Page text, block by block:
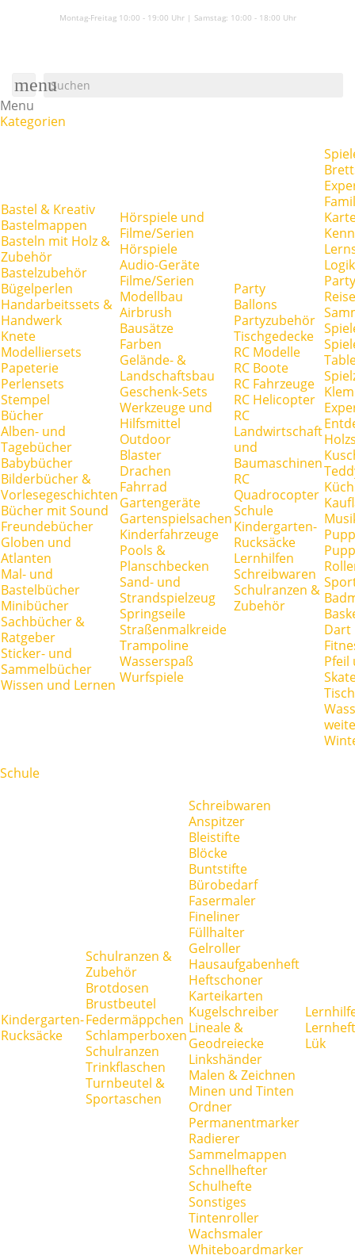
Montag-Freitag 10:00 - 19:00 Uhr | Samstag: 10:00 - 18:00 Uhr
menu
Menu
Kategorien
Bastel & Kreativ
Bastelmappen
Basteln mit Holz &
Zubehör
Bastelzubehör
Bügelperlen
Handarbeitssets &
Handwerk
Knete
Modelliersets
Papeterie
Perlensets
Stempel
Bücher
Alben- und
Tagebücher
Babybücher
Bilderbücher &
Vorlesegeschichten
Bücher mit Sound
Freundebücher
Globen und
Atlanten
Mal- und
Bastelbücher
Minibücher
Sachbücher &
Ratgeber
Sticker- und
Sammelbücher
Wissen und Lernen
Hörspiele und
Filme/Serien
Hörspiele
Audio-Geräte
Filme/Serien
Modellbau
Airbrush
Bausätze
Farben
Gelände- &
Landschaftsbau
Geschenk-Sets
Werkzeuge und
Hilfsmittel
Outdoor
Blaster
Drachen
Fahrrad
Gartengeräte
Gartenspielsachen
Kinderfahrzeuge
Pools &
Planschbecken
Sand- und
Strandspielzeug
Springseile
Straßenmalkreide
Trampoline
Wasserspaß
Wurfspiele
Party
Ballons
Partyzubehör
Tischgedecke
RC Modelle
RC Boote
RC Fahrzeuge
RC Helicopter
RC
Landwirtschaft
und
Baumaschinen
RC
Quadrocopter
Schule
Kindergarten-
Rucksäcke
Lernhilfen
Schreibwaren
Schulranzen &
Zubehör
Dart
Pfeil
Schule
Kindergarten-
Rucksäcke
Schulranzen &
Zubehör
Brotdosen
Brustbeutel
Federmäppchen
Schlamperboxen
Schulranzen
Trinkflaschen
Turnbeutel &
Sportaschen
Schreibwaren
Anspitzer
Bleistifte
Blöcke
Buntstifte
Bürobedarf
Fasermaler
Fineliner
Füllhalter
Gelroller
Hausaufgabenheft
Heftschoner
Karteikarten
Kugelschreiber
Lineale &
Geodreiecke
Linkshänder
Malen & Zeichnen
Minen und Tinten
Ordner
Permanentmarker
Radierer
Sammelmappen
Schnellhefter
Schulhefte
Sonstiges
Tintenroller
Wachsmaler
Whiteboardmarker
Lük